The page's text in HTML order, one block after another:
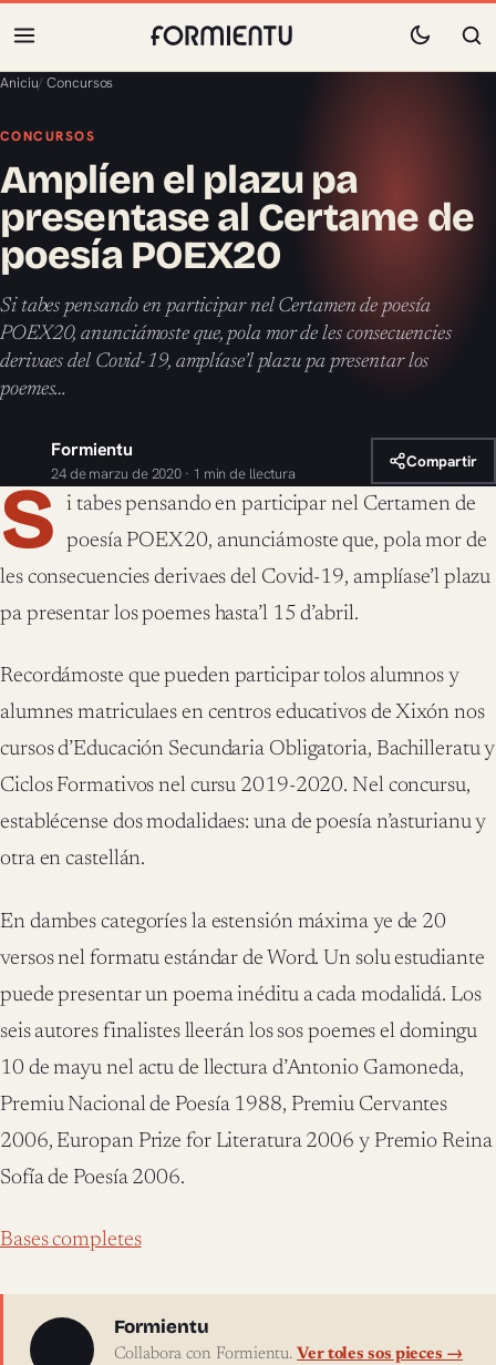
Aniciu/Concursos
CONCURSOS
Amplíen el plazu pa
presentase al Certame de
poesía POEX20
Si tabes pensando en participar nel Certamen de poesía
POEX20, anunciámoste que, pola mor de les consecuencies
derivaes del Covid-19, amplíase’l plazu pa presentar los
poemes…
Formientu
24 de marzu de 2020 · 1 min de llectura
Compartir
S i tabes pensando en participar nel Certamen de
poesía POEX20, anunciámoste que, pola mor de
les consecuencies derivaes del Covid-19, amplíase’l plazu
pa presentar los poemes hasta’l 15 d’abril.
Recordámoste que pueden participar tolos alumnos y
alumnes matriculaes en centros educativos de Xixón nos
cursos d’Educación Secundaria Obligatoria, Bachilleratu y
Ciclos Formativos nel cursu 2019-2020. Nel concursu,
establécense dos modalidaes: una de poesía n’asturianu y
otra en castellán.
En dambes categoríes la estensión máxima ye de 20
versos nel formatu estándar de Word. Un solu estudiante
puede presentar un poema inéditu a cada modalidá. Los
seis autores finalistes lleerán los sos poemes el domingu
10 de mayu nel actu de llectura d’Antonio Gamoneda,
Premiu Nacional de Poesía 1988, Premiu Cervantes
2006, Europan Prize for Literatura 2006 y Premio Reina
Sofía de Poesía 2006.
Bases completes
Sobre l'autor
Formientu
Collabora con Formientu. Ver toles sos pieces →